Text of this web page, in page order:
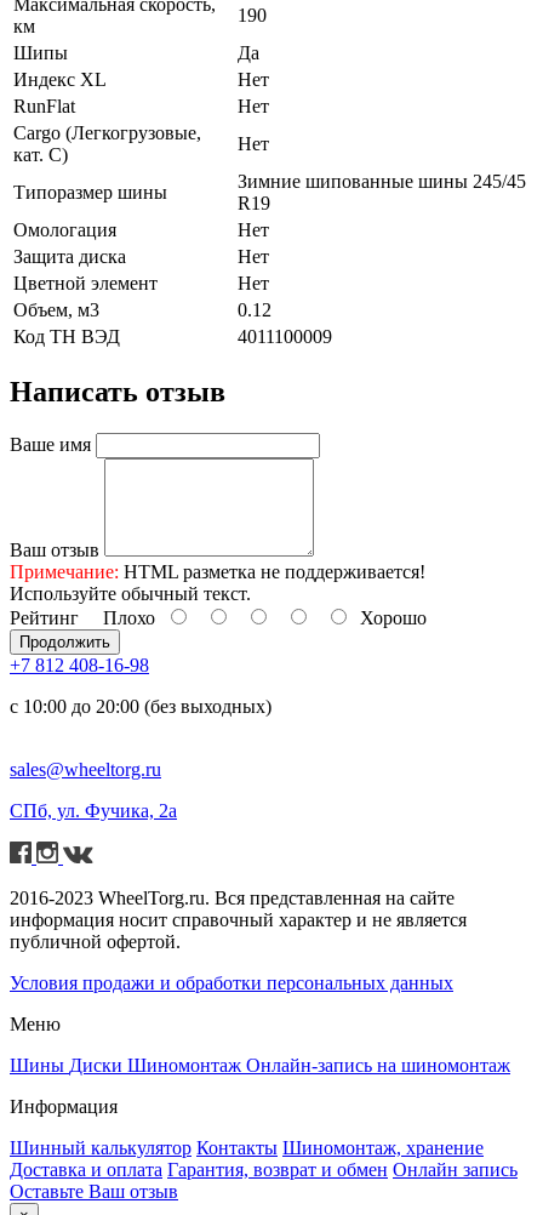
км
190
Шипы
Да
Индекс XL
Нет
RunFlat
Нет
Cargo (Легкогрузовые,
кат. С)
Нет
Типоразмер шины
Зимние шипованные шины 245/45
R19
Омологация
Нет
Защита диска
Нет
Цветной элемент
Нет
Объем, м3
0.12
Код ТН ВЭД
4011100009
Написать отзыв
Ваше имя
Ваш отзыв
Примечание: HTML разметка не поддерживается!
Используйте обычный текст.
Рейтинг Плохо Хорошо
Продолжить
+7 812 408-16-98
с 10:00 до 20:00 (без выходных)
sales@wheeltorg.ru
СПб, ул. Фучика, 2а
2016-2023 WheelTorg.ru. Вся представленная на сайте
информация носит справочный характер и не является
публичной офертой.
Условия продажи и обработки персональных данных
Меню
Шины Диски Шиномонтаж Онлайн-запись на шиномонтаж
Информация
Шинный калькулятор Контакты Шиномонтаж, хранение
Доставка и оплата Гарантия, возврат и обмен Онлайн запись
Оставьте Ваш отзыв